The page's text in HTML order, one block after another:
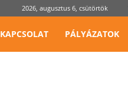
2026, augusztus 6, csütörtök
KAPCSOLAT PÁLYÁZATOK